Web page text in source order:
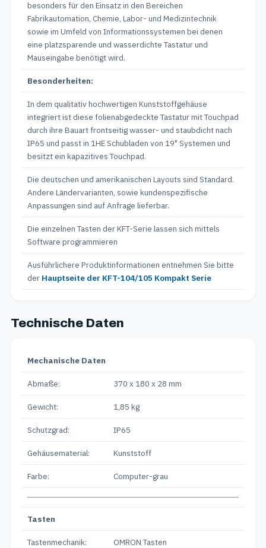
besonders für den Einsatz in den Bereichen
Fabrikautomation, Chemie, Labor- und Medizintechnik
sowie im Umfeld von Informationssystemen bei denen
eine platzsparende und wasserdichte Tastatur und
Mauseingabe benötigt wird.
Besonderheiten:
In dem qualitativ hochwertigen Kunststoffgehäuse
integriert ist diese folienabgedeckte Tastatur mit Touchpad
durch ihre Bauart frontseitig wasser- und staubdicht nach
IP65 und passt in 1HE Schubladen von 19" Systemen und
besitzt ein kapazitives Touchpad.
Die deutschen und amerikanischen Layouts sind Standard.
Andere Ländervarianten, sowie kundenspezifische
Anpassungen sind auf Anfrage lieferbar.
Die einzelnen Tasten der KFT-Serie lassen sich mittels
Software programmieren
Ausführlichere Produktinformationen entnehmen Sie bitte
der Hauptseite der KFT-104/105 Kompakt Serie
Technische Daten
Mechanische Daten
Abmaße: 370 x 180 x 28 mm
Gewicht: 1,85 kg
Schutzgrad: IP65
Gehäusematerial: Kunststoff
Farbe: Computer-grau
Tasten
Tastenmechanik: OMRON Tasten